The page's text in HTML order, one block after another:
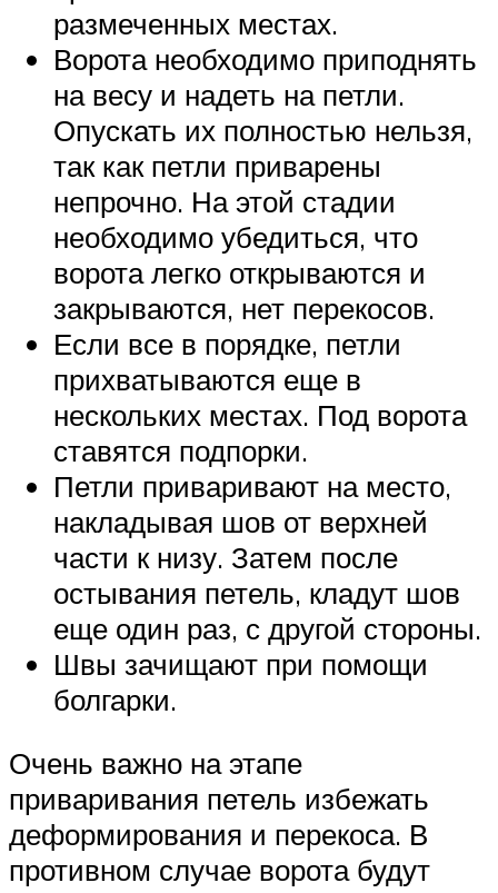
размеченных местах.
Ворота необходимо приподнять
на весу и надеть на петли.
Опускать их полностью нельзя,
так как петли приварены
непрочно. На этой стадии
необходимо убедиться, что
ворота легко открываются и
закрываются, нет перекосов.
Если все в порядке, петли
прихватываются еще в
нескольких местах. Под ворота
ставятся подпорки.
Петли приваривают на место,
накладывая шов от верхней
части к низу. Затем после
остывания петель, кладут шов
еще один раз, с другой стороны.
Швы зачищают при помощи
болгарки.
Очень важно на этапе
приваривания петель избежать
деформирования и перекоса. В
противном случае ворота будут